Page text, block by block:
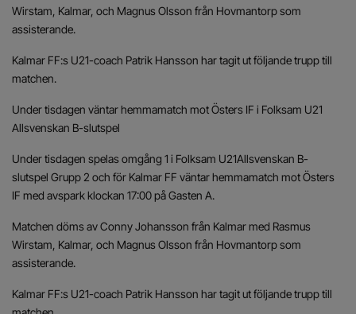
Wirstam, Kalmar, och Magnus Olsson från Hovmantorp som
assisterande.
Kalmar FF:s U21-coach Patrik Hansson har tagit ut följande trupp till
matchen.
Under tisdagen väntar hemmamatch mot Östers IF i Folksam U21
Allsvenskan B-slutspel
Under tisdagen spelas omgång 1 i Folksam U21Allsvenskan B-
slutspel Grupp 2 och för Kalmar FF väntar hemmamatch mot Östers
IF med avspark klockan 17:00 på Gasten A.
Matchen döms av Conny Johansson från Kalmar med Rasmus
Wirstam, Kalmar, och Magnus Olsson från Hovmantorp som
assisterande.
Kalmar FF:s U21-coach Patrik Hansson har tagit ut följande trupp till